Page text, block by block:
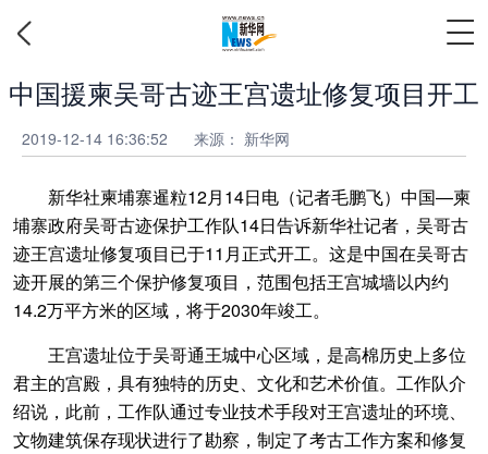
中国援柬吴哥古迹王宫遗址修复项目开工
2019-12-14 16:36:52 来源： 新华网
新华社柬埔寨暹粒12月14日电（记者毛鹏飞）中国—柬
埔寨政府吴哥古迹保护工作队14日告诉新华社记者，吴哥古
迹王宫遗址修复项目已于11月正式开工。这是中国在吴哥古
迹开展的第三个保护修复项目，范围包括王宫城墙以内约
14.2万平方米的区域，将于2030年竣工。
王宫遗址位于吴哥通王城中心区域，是高棉历史上多位
君主的宫殿，具有独特的历史、文化和艺术价值。工作队介
绍说，此前，工作队通过专业技术手段对王宫遗址的环境、
文物建筑保存现状进行了勘察，制定了考古工作方案和修复